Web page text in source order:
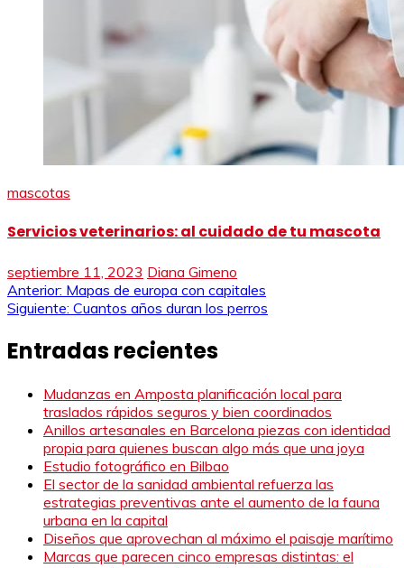
mascotas
Servicios veterinarios: al cuidado de tu mascota
septiembre 11, 2023 Diana Gimeno
Navegación
entradas
Anterior: Mapas de europa con capitales
Siguiente: Cuantos años duran los perros
Entradas recientes
Mudanzas en Amposta planificación local para
traslados rápidos seguros y bien coordinados
Anillos artesanales en Barcelona piezas con identidad
propia para quienes buscan algo más que una joya
Estudio fotográfico en Bilbao
El sector de la sanidad ambiental refuerza las
estrategias preventivas ante el aumento de la fauna
urbana en la capital
Diseños que aprovechan al máximo el paisaje marítimo
Marcas que parecen cinco empresas distintas: el